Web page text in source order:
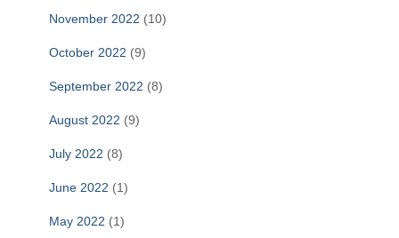
November 2022 (10)
October 2022 (9)
September 2022 (8)
August 2022 (9)
July 2022 (8)
June 2022 (1)
May 2022 (1)